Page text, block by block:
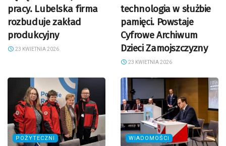
pracy. Lubelska firma
rozbuduje zakład
produkcyjny
23 KWIETNIA 2026
technologia w służbie
pamięci. Powstaje
Cyfrowe Archiwum
Dzieci Zamojszczyzny
23 KWIETNIA 2026
POŻYTECZNI WIADOMOŚCI